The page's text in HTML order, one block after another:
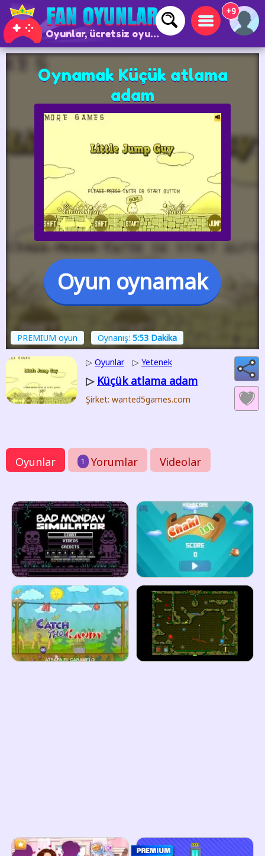
Oyunlar, ücretsiz oyunlar ve çevrimiçi oyunlar
+9
Oynamak Küçük atlama
adam
Oyun oynamak
PREMIUM oyun Oynanış: 5:53 Dakika
▷ Oyunlar ▷ Yetenek
▷ Küçük atlama adam
Şirket: wanted5games.com
Oyunlar 1 Yorumlar Videolar